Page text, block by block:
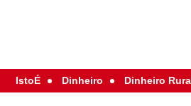
IstoÉ Dinheiro Dinheiro